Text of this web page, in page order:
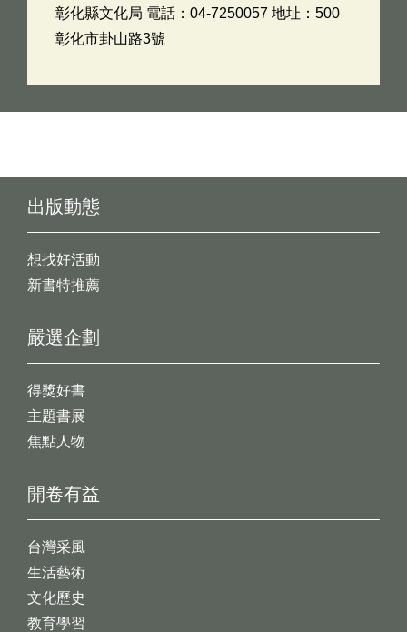
彰化縣文化局 電話：04-7250057 地址：500
彰化市卦山路3號
出版動態
想找好活動
新書特推薦
開卷有益
台灣采風
生活藝術
文化歷史
教育學習
嚴選企劃
得獎好書
主題書展
焦點人物